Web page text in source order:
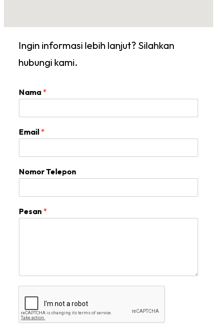
Ingin informasi lebih lanjut? Silahkan
hubungi kami.
Nama *
Email *
Nomor Telepon
Pesan *